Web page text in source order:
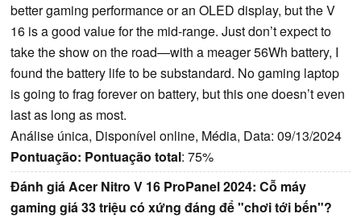
better gaming performance or an OLED display, but the V
16 is a good value for the mid-range. Just don’t expect to
take the show on the road—with a meager 56Wh battery, I
found the battery life to be substandard. No gaming laptop
is going to frag forever on battery, but this one doesn’t even
last as long as most.
Análise única, Disponível online, Média, Data: 09/13/2024
Pontuação: Pontuação total: 75%
Đánh giá Acer Nitro V 16 ProPanel 2024: Cỗ máy
gaming giá 33 triệu có xứng đáng để "chơi tới bến"?